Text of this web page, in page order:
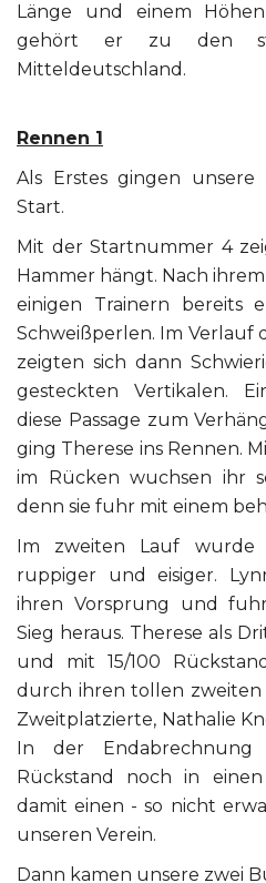
Länge und einem
gehört er zu den
Mitteldeutschland.
Rennen 1
Als Erstes gingen
Start.
Mit der Startnummer 4
Hammer hängt. Nach
einigen Trainern bereits
Schweißperlen. Im Verlauf
zeigten sich dann
gesteckten Vertikalen.
diese Passage zum
ging Therese ins Rennen.
im Rücken wuchsen ihr
denn sie fuhr mit einem
Im zweiten Lauf wurde
ruppiger und eisiger.
ihren Vorsprung und
Sieg heraus. Therese als
und mit 15/100
durch ihren tollen
Zweitplatzierte, Nathalie
In der
Rückstand noch in
damit einen - so nicht
unseren Verein.
Dann kamen unsere zwei